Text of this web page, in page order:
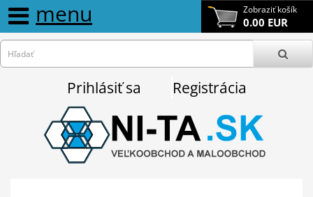
Zobraziť košík
0.00 EUR
menu
Prihlásiť sa Registrácia